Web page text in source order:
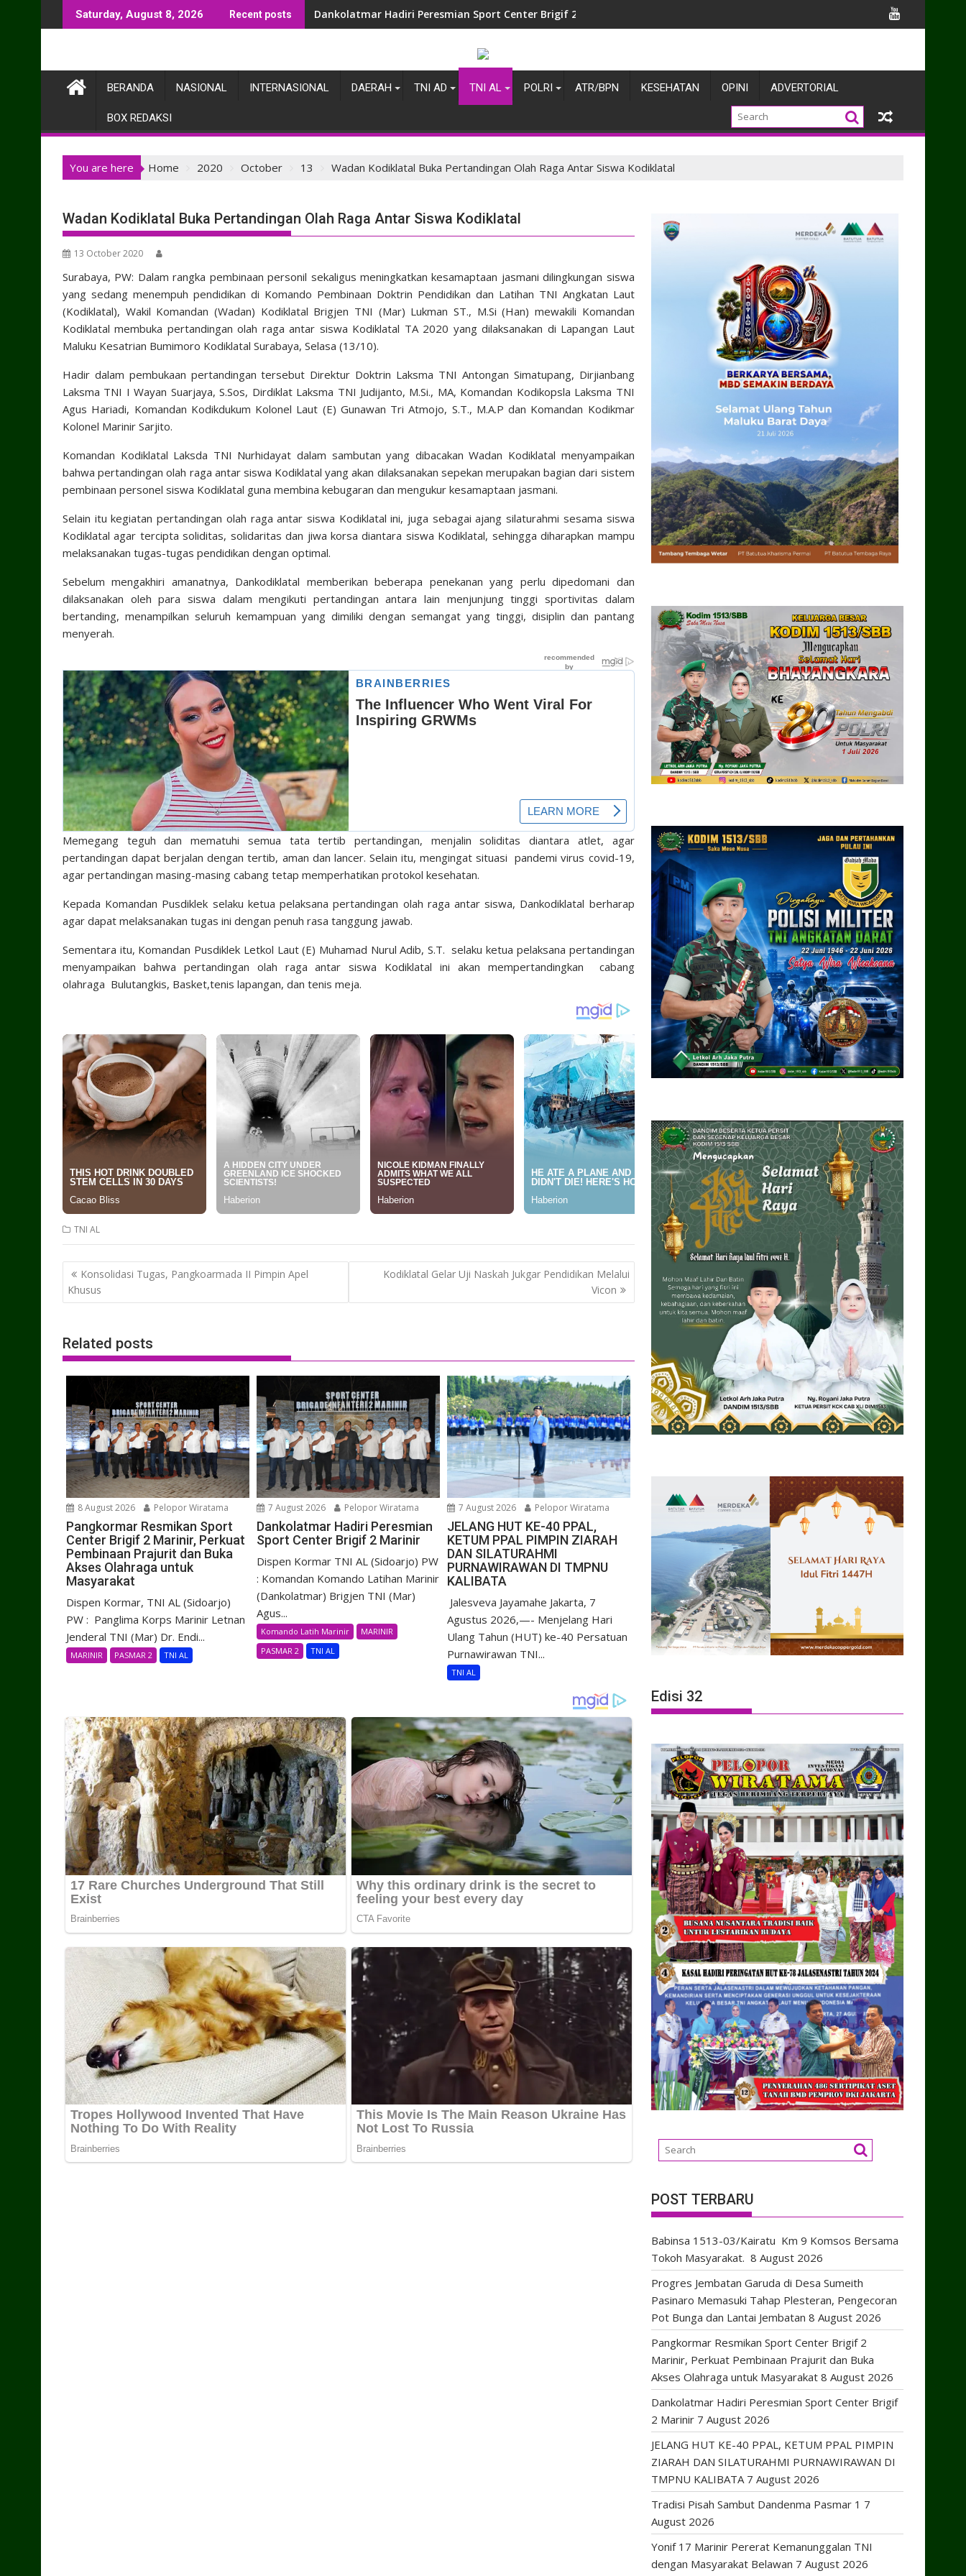
to
Saturday, August 8, 2026 Recent posts JELANG HUT KE-40 PPAL, KETUM PPAL PIMPIN ZIARAH DAN SILATURAHMI PURNAWIRAWAN DI TMPNU KALIBATA
BERANDA NASIONAL INTERNASIONAL DAERAH TNI AD TNI AL POLRI ATR/BPN KESEHATAN OPINI ADVERTORIAL
BOX REDAKSI
You are here Home 2020 October 13 Wadan Kodiklatal Buka Pertandingan Olah Raga Antar Siswa Kodiklatal
Wadan Kodiklatal Buka Pertandingan Olah Raga Antar Siswa Kodiklatal
13 October 2020
Surabaya, PW: Dalam rangka pembinaan personil sekaligus meningkatkan kesamaptaan jasmani dilingkungan siswa
yang sedang menempuh pendidikan di Komando Pembinaan Doktrin Pendidikan dan Latihan TNI Angkatan Laut
(Kodiklatal), Wakil Komandan (Wadan) Kodiklatal Brigjen TNI (Mar) Lukman ST., M.Si (Han) mewakili Komandan
Kodiklatal membuka pertandingan olah raga antar siswa Kodiklatal TA 2020 yang dilaksanakan di Lapangan Laut
Maluku Kesatrian Bumimoro Kodiklatal Surabaya, Selasa (13/10).
Hadir dalam pembukaan pertandingan tersebut Direktur Doktrin Laksma TNI Antongan Simatupang, Dirjianbang
Laksma TNI I Wayan Suarjaya, S.Sos, Dirdiklat Laksma TNI Judijanto, M.Si., MA, Komandan Kodikopsla Laksma TNI
Agus Hariadi, Komandan Kodikdukum Kolonel Laut (E) Gunawan Tri Atmojo, S.T., M.A.P dan Komandan Kodikmar
Kolonel Marinir Sarjito.
Komandan Kodiklatal Laksda TNI Nurhidayat dalam sambutan yang dibacakan Wadan Kodiklatal menyampaikan
bahwa pertandingan olah raga antar siswa Kodiklatal yang akan dilaksanakan sepekan merupakan bagian dari sistem
pembinaan personel siswa Kodiklatal guna membina kebugaran dan mengukur kesamaptaan jasmani.
Selain itu kegiatan pertandingan olah raga antar siswa Kodiklatal ini, juga sebagai ajang silaturahmi sesama siswa
Kodiklatal agar tercipta soliditas, solidaritas dan jiwa korsa diantara siswa Kodiklatal, sehingga diharapkan mampu
melaksanakan tugas-tugas pendidikan dengan optimal.
Sebelum mengakhiri amanatnya, Dankodiklatal memberikan beberapa penekanan yang perlu dipedomani dan
dilaksanakan oleh para siswa dalam mengikuti pertandingan antara lain menjunjung tinggi sportivitas dalam
bertanding, menampilkan seluruh kemampuan yang dimiliki dengan semangat yang tinggi, disiplin dan pantang
menyerah.
Memegang teguh dan mematuhi semua tata tertib pertandingan, menjalin soliditas diantara atlet, agar
pertandingan dapat berjalan dengan tertib, aman dan lancer. Selain itu, mengingat situasi pandemi virus covid-19,
agar pertandingan masing-masing cabang tetap memperhatikan protokol kesehatan.
Kepada Komandan Pusdiklek selaku ketua pelaksana pertandingan olah raga antar siswa, Dankodiklatal berharap
agar dapat melaksanakan tugas ini dengan penuh rasa tanggung jawab.
Sementara itu, Komandan Pusdiklek Letkol Laut (E) Muhamad Nurul Adib, S.T. selaku ketua pelaksana pertandingan
menyampaikan bahwa pertandingan olah raga antar siswa Kodiklatal ini akan mempertandingkan cabang
olahraga Bulutangkis, Basket,tenis lapangan, dan tenis meja.
TNI AL
Post
navigation
Konsolidasi Tugas, Pangkoarmada II Pimpin Apel
Khusus
Kodiklatal Gelar Uji Naskah Jukgar Pendidikan Melalui
Vicon
Related posts
8 August 2026 Pelopor Wiratama
Pangkormar Resmikan Sport
Center Brigif 2 Marinir, Perkuat
Pembinaan Prajurit dan Buka
Akses Olahraga untuk
Masyarakat
Dispen Kormar, TNI AL (Sidoarjo)
PW : Panglima Korps Marinir Letnan
Jenderal TNI (Mar) Dr. Endi...
MARINIR PASMAR 2 TNI AL
7 August 2026 Pelopor Wiratama
Dankolatmar Hadiri Peresmian
Sport Center Brigif 2 Marinir
Dispen Kormar TNI AL (Sidoarjo) PW
: Komandan Komando Latihan Marinir
(Dankolatmar) Brigjen TNI (Mar)
Agus...
Komando Latih Marinir
MARINIR
PASMAR 2
TNI AL
7 August 2026 Pelopor Wiratama
JELANG HUT KE-40 PPAL,
KETUM PPAL PIMPIN ZIARAH
DAN SILATURAHMI
PURNAWIRAWAN DI TMPNU
KALIBATA
​ Jalesveva Jayamahe Jakarta, 7
Agustus 2026,—- Menjelang Hari
Ulang Tahun (HUT) ke-40 Persatuan
Purnawirawan TNI...
TNI AL
Edisi 32
POST TERBARU
Babinsa 1513-03/Kairatu Km 9 Komsos Bersama
Tokoh Masyarakat. 8 August 2026
Progres Jembatan Garuda di Desa Sumeith
Pasinaro Memasuki Tahap Plesteran, Pengecoran
Pot Bunga dan Lantai Jembatan 8 August 2026
Pangkormar Resmikan Sport Center Brigif 2
Marinir, Perkuat Pembinaan Prajurit dan Buka
Akses Olahraga untuk Masyarakat 8 August 2026
Dankolatmar Hadiri Peresmian Sport Center Brigif
2 Marinir 7 August 2026
JELANG HUT KE-40 PPAL, KETUM PPAL PIMPIN
ZIARAH DAN SILATURAHMI PURNAWIRAWAN DI
TMPNU KALIBATA 7 August 2026
Tradisi Pisah Sambut Dandenma Pasmar 1 7
August 2026
Yonif 17 Marinir Pererat Kemanunggalan TNI
dengan Masyarakat Belawan 7 August 2026